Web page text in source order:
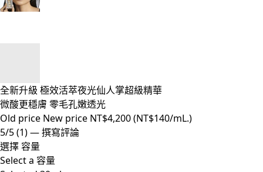
全新升級 極效活萃夜光仙人掌超級精華
微酸更穩膚 零毛孔嫩透光
Old price New price NT$4,200(NT$140/mL.)
5/5(1)—撰寫評論
選擇 容量
Select a 容量